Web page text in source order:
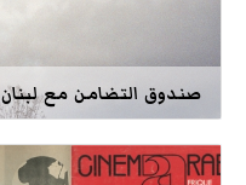
صندوق التضامن مع لبنان